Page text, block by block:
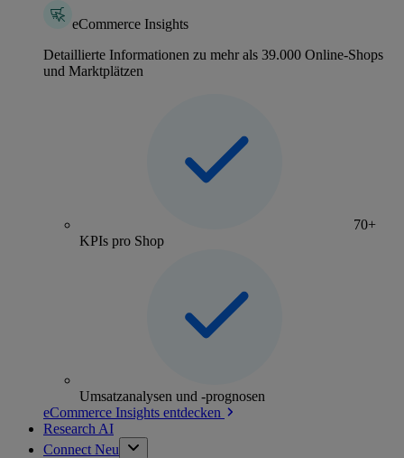
eCommerce Insights
Detaillierte Informationen zu mehr als 39.000 Online-Shops
und Marktplätzen
70+
KPIs pro Shop
Umsatzanalysen und -prognosen
eCommerce Insights entdecken
Research AI
Connect Neu